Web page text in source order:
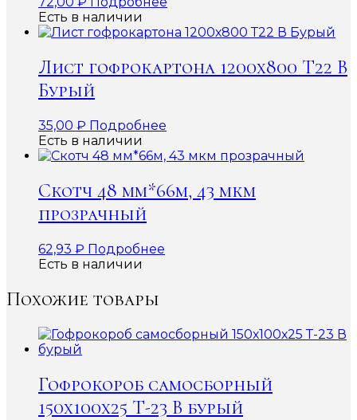
Есть в наличии
Лист гофрокартона 1200х800 Т22 В
Бурый
35,00 ₽ Подробнее
Есть в наличии
Скотч 48 мм*66м, 43 мкм
прозрачный
62,93 ₽ Подробнее
Есть в наличии
Похожие товары
Гофрокороб самосборный
150х100х25 Т-23 В бурый